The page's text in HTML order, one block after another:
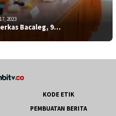
2023
Bacaleg, 9…
KODE ETIK
PEMBUATAN BERITA